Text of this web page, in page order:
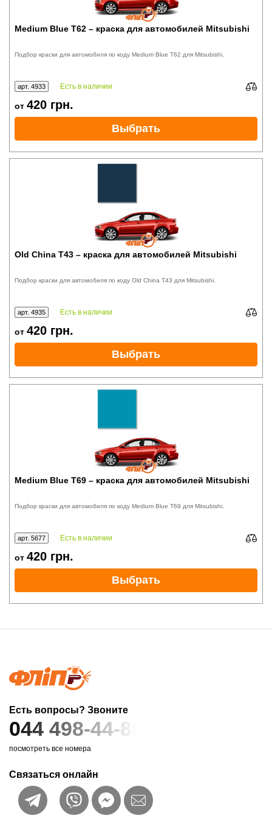
Medium Blue T62 – краска для автомобилей Mitsubishi
Подбор краски для автомобиля по коду Medium Blue T62 для Mitsubishi.
арт. 4933 Есть в наличии
от 420 грн.
Выбрать
Old China T43 – краска для автомобилей Mitsubishi
Подбор краски для автомобиля по коду Old China T43 для Mitsubishi.
арт. 4935 Есть в наличии
от 420 грн.
Выбрать
Medium Blue T69 – краска для автомобилей Mitsubishi
Подбор краски для автомобиля по коду Medium Blue T69 для Mitsubishi.
арт. 5677 Есть в наличии
от 420 грн.
Выбрать
Есть вопросы? Звоните
044 498-44-89
посмотреть все номера
Связаться онлайн